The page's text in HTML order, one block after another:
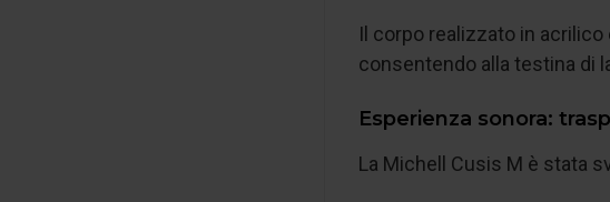
Il corpo realizzato in
consentendo alla testina di
Esperienza sonora:
La Michell Cusis M è stata